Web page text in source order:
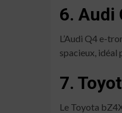
6. Audi
L’Audi Q4 e-
spacieux, idéal
7.
Le Toyota